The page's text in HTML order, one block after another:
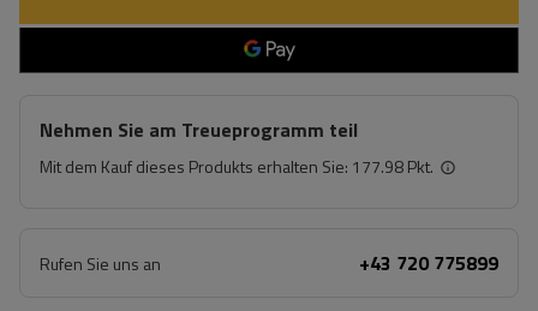
Nehmen Sie am Treueprogramm teil
Mit dem Kauf dieses Produkts erhalten Sie: 177.98 Pkt.
Rufen Sie uns an +43 720 775899